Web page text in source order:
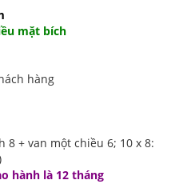
mặt bích
hàng
8 + van một chiều 6; 10 x 8:
hành là 12 tháng